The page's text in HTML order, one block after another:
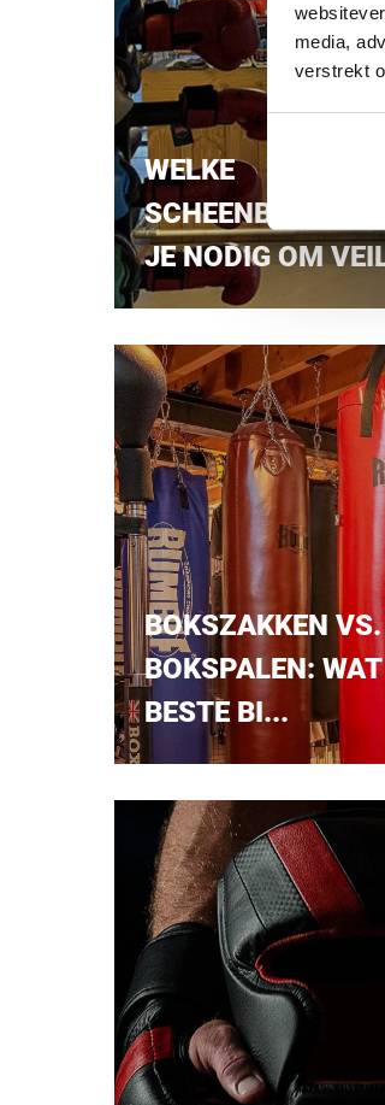
media,
verstrekt
WELKE
JE NODIG OM
BOKSZAKKEN VS.
BOKSPALEN:
BESTE BI...